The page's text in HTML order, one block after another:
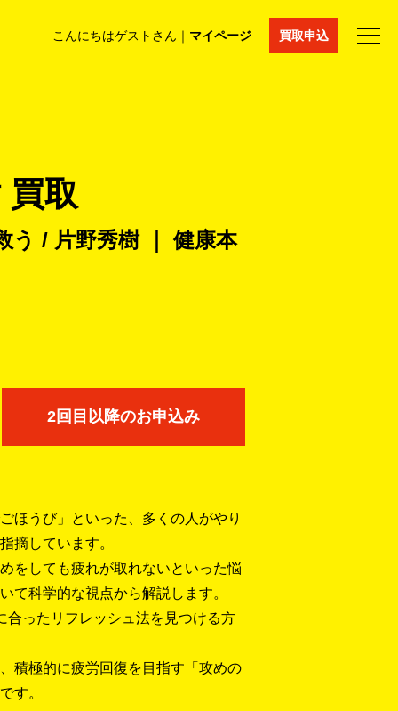
こんにちはゲストさん｜ マイページ 買取申込
コラム マイページ 採用情報 通販サイト
取
う / 片野秀樹 ｜ 健康本
2回目以降のお申込み
ほうび」といった、多くの人がやり
摘しています。
をしても疲れが取れないといった悩
て科学的な視点から解説します。
合ったリフレッシュ法を見つける方
積極的に疲労回復を目指す「攻めの
す。